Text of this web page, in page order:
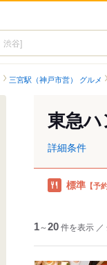
三宮駅（神戸市営） グルメ
東急
詳細条件
標準 【予
1～20件を表示 ／